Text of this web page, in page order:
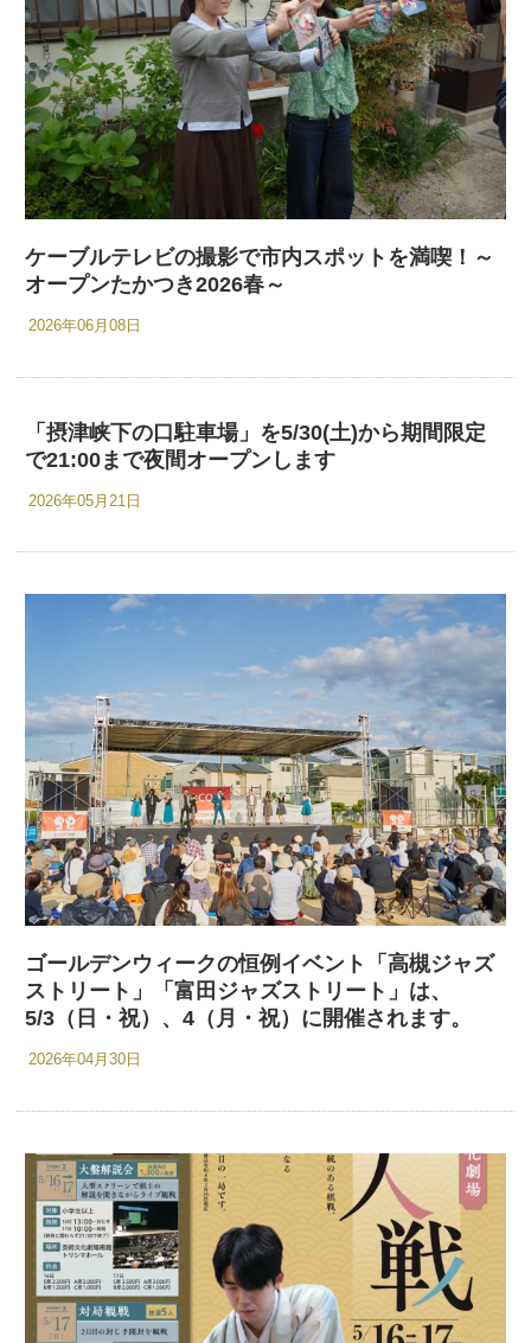
ケーブルテレビの撮影で市内スポットを満喫！～
オープンたかつき2026春～
2026年06月08日
「摂津峡下の口駐車場」を5/30(土)から期間限定
で21:00まで夜間オープンします
2026年05月21日
ゴールデンウィークの恒例イベント「高槻ジャズ
ストリート」「富田ジャズストリート」は、
5/3（日・祝）、4（月・祝）に開催されます。
2026年04月30日